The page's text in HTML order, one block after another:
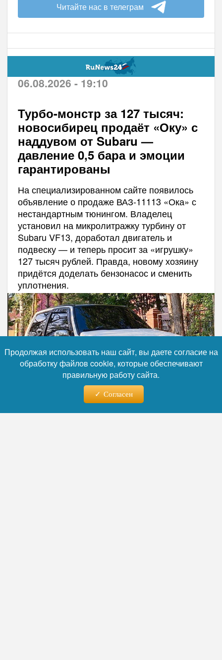
Читайте нас в телеграм
06.08.2026 - 19:10
Турбо-монстр за 127 тысяч:
новосибирец продаёт «Оку» с
наддувом от Subaru —
давление 0,5 бара и эмоции
гарантированы
На специализированном сайте появилось
объявление о продаже ВАЗ-11113 «Ока» с
нестандартным тюнингом. Владелец
установил на микролитражку турбину от
Subaru VF13, доработал двигатель и
подвеску — и теперь просит за «игрушку»
127 тысяч рублей. Правда, новому хозяину
придётся доделать бензонасос и сменить
уплотнения.
Продолжая использовать наш сайт, вы даете согласие на
обработку файлов cookie, которые обеспечивают
правильную работу сайта.
Согласен